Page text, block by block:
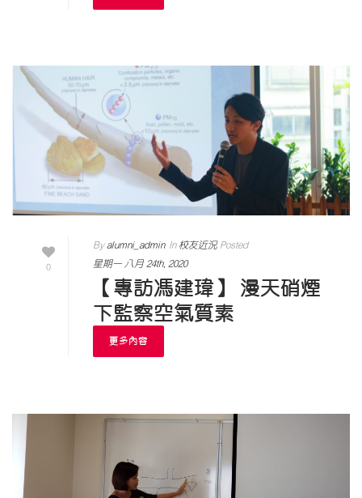
0
Byalumni_admin In校友近況Posted
星期一 八月 24th, 2020
【專訪馮建瑋】 漫天硝煙
下監察空氣質素
更多內容